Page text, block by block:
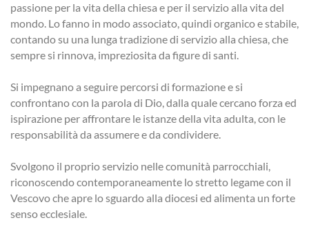
passione per la vita della chiesa e per il servizio alla vita del
mondo. Lo fanno in modo associato, quindi organico e stabile,
contando su una lunga tradizione di servizio alla chiesa, che
sempre si rinnova, impreziosita da figure di santi.
Si impegnano a seguire percorsi di formazione e si
confrontano con la parola di Dio, dalla quale cercano forza ed
ispirazione per affrontare le istanze della vita adulta, con le
responsabilità da assumere e da condividere.
Svolgono il proprio servizio nelle comunità parrocchiali,
riconoscendo contemporaneamente lo stretto legame con il
Vescovo che apre lo sguardo alla diocesi ed alimenta un forte
senso ecclesiale.